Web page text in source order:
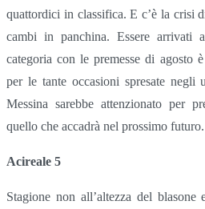
quattordici in classifica. E c’è la crisi
cambi in panchina. Essere arrivati
categoria con le premesse di agosto
per le tante occasioni spresate negli
Messina sarebbe attenzionato per
quello che accadrà nel prossimo futuro.
Acireale 5
Stagione non all’altezza del blasone